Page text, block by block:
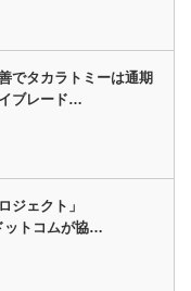
でタカラトミーは通期
ブレード…
ロジェクト」
ットコムが協…